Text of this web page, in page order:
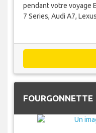
pendant votre voyage
7 Series, Audi A7,
FOURGONNETTE